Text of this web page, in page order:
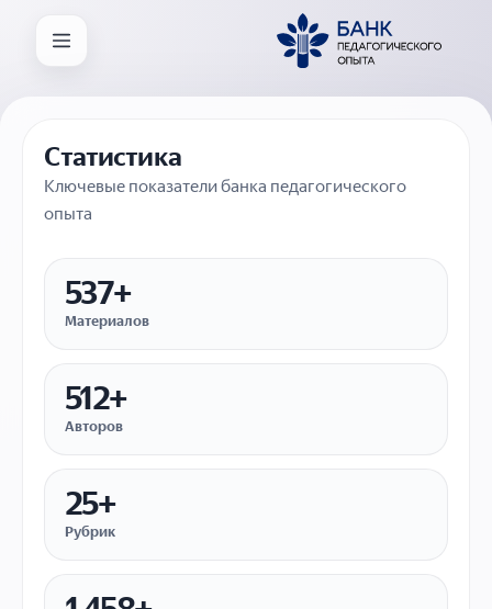
Статистика
Ключевые показатели банка педагогического
опыта
537+
Материалов
512+
Авторов
25+
Рубрик